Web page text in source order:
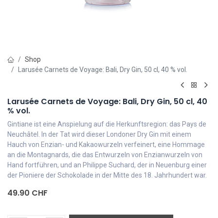
Shop
Larusée Carnets de Voyage: Bali, Dry Gin, 50 cl, 40 % vol.
Larusée Carnets de Voyage: Bali, Dry Gin, 50 cl, 40
% vol.
Gintiane ist eine Anspielung auf die Herkunftsregion: das Pays de
Neuchâtel. In der Tat wird dieser Londoner Dry Gin mit einem
Hauch von Enzian- und Kakaowurzeln verfeinert, eine Hommage
an die Montagnards, die das Entwurzeln von Enzianwurzeln von
Hand fortführen, und an Philippe Suchard, der in Neuenburg einer
der Pioniere der Schokolade in der Mitte des 18. Jahrhundert war.
49.90 CHF